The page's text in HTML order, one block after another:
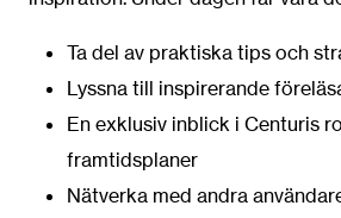
Ta del av praktiska tips och
Lyssna till inspirerande
En exklusiv inblick i Centuris
framtidsplaner
Nätverka med andra